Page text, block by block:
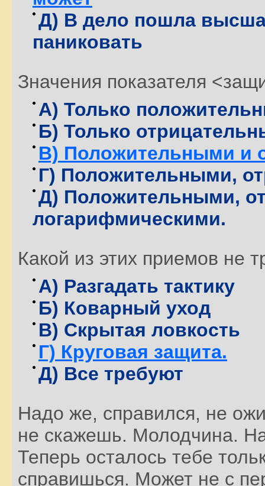
Д) В дело пошла
паниковать
Значения показателя
А) Только
Б) Только
В) Положительными и
Г) Положительными,
Д) Положительными,
логарифмическими.
Какой из этих приемов не
А) Разгадать тактику
Б) Коварный уход
В) Скрытая ловкость
Г) Круговая защита.
Д) Все требуют
Надо же, справился, не
не скажешь. Молодчина.
Теперь осталось тебе
справишься. Может не с